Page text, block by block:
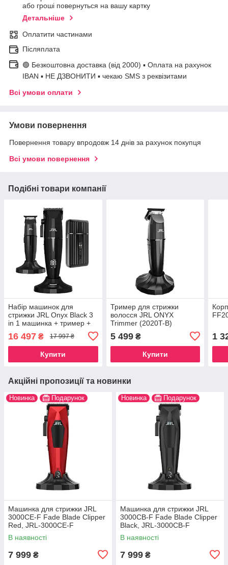
або гроші повернуться на вашу картку
Детальніше
Оплатити частинами
Післяплата
🟢 Безкоштовна доставка (від 2000) ▪ Оплата на рахунок
IBAN ▪ НЕ ДЗВОНИТИ ▪ чекаю SMS з реквізитами
Всі умови оплати
Умови повернення
Повернення товару впродовж 14 днів за рахунок покупця
Всі умови повернення
Подібні товари компанії
Набір машинок для
стрижки JRL Onyx Black 3
in 1 машинка + тример +
16 497 ₴ 17 997 ₴
Купити
Тример для стрижки
волосся JRL ONYX
Trimmer (2020T-B)
5 499₴
Купити
1
Акційні пропозиції та новинки
Новинка Подарунок
Машинка для стрижки JRL
3000CE-F Fade Blade Clipper
Red, JRL-3000CE-F
В наявності
7 999 ₴
Новинка Подарунок
Машинка для стрижки JRL
3000CB-F Fade Blade Clipper
Black, JRL-3000CB-F
В наявності
7 999 ₴